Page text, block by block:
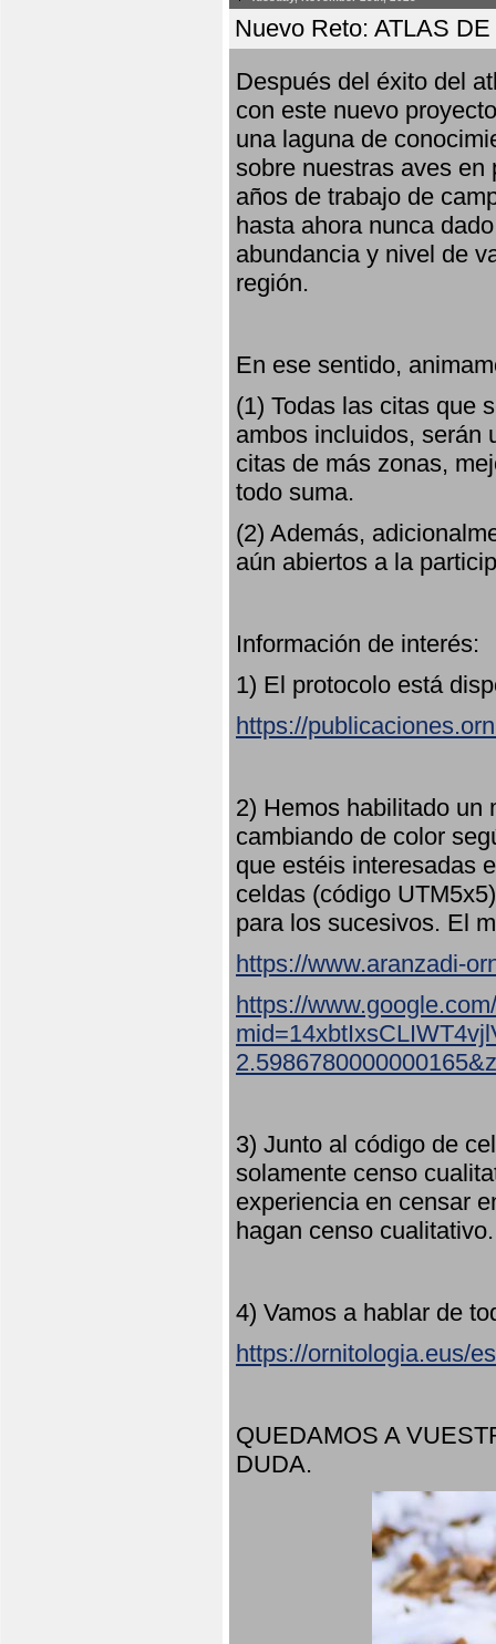
Nuevo Reto: ATLAS
Después del éxito del
con este nuevo
una laguna de
sobre nuestras aves en
años de trabajo de
hasta ahora nunca
abundancia y nivel de
región.
En ese sentido,
(1) Todas las citas que
ambos incluidos, serán
citas de más zonas,
todo suma.
(2) Además,
aún abiertos a la
Información de interés:
1) El protocolo está
https://
2) Hemos habilitado un
cambiando de color
que estéis interesadas
celdas (código
para los sucesivos. El
https://www.aranzadi-
https://
3) Junto al código de
solamente censo
experiencia en censar
hagan censo
4) Vamos a hablar de
https://ornitologia.eus/
QUEDAMOS A
DUDA.